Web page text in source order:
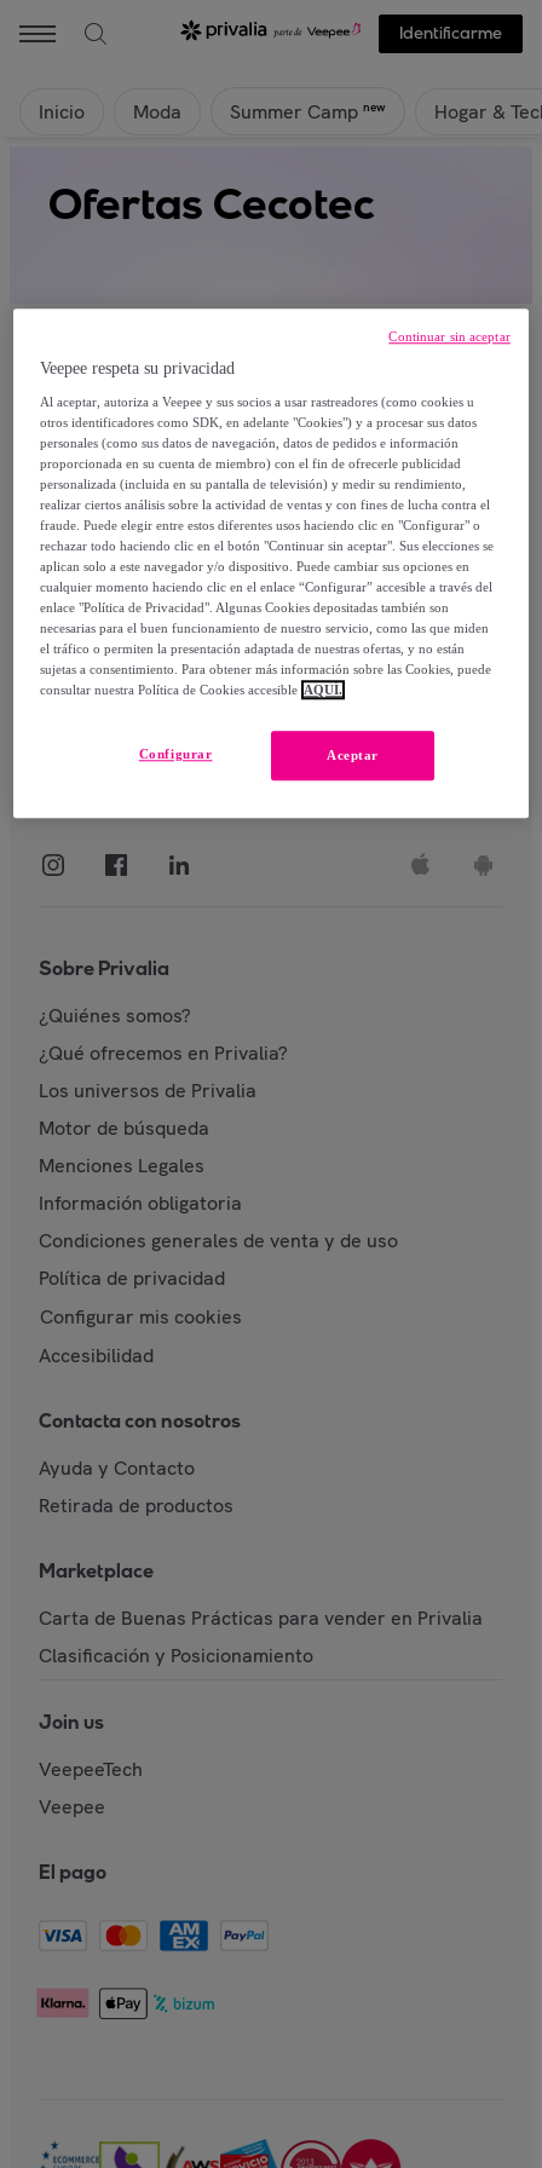
Identificarme
Inicio Moda Summer Camp new Hogar &
Ofertas Cecotec
Actualmente no hay productos disponibles.
Regístrate y accede a todos los productos visibles
para nuestros miembros.
Identificarme
Sobre Privalia
¿Quiénes somos?
¿Qué ofrecemos en Privalia?
Los universos de Privalia
Motor de búsqueda
Menciones Legales
Información obligatoria
Condiciones generales de venta y de uso
Política de privacidad
Configurar mis cookies
Accesibilidad
Contacta con nosotros
Ayuda y Contacto
Retirada de productos
Marketplace
Carta de Buenas Prácticas para vender en Privalia
Clasificación y Posicionamiento
Join us
VeepeeTech
Veepee
El pago
Veepee respeta su privacidad
Al aceptar, autoriza a Veepee y sus socios a usar rastreadores (como cookies u
otros identificadores como SDK, en adelante "Cookies") y a procesar sus datos
personales (como sus datos de navegación, datos de pedidos e información
proporcionada en su cuenta de miembro) con el fin de ofrecerle publicidad
personalizada (incluida en su pantalla de televisión) y medir su rendimiento,
realizar ciertos análisis sobre la actividad de ventas y con fines de lucha contra el
fraude. Puede elegir entre estos diferentes usos haciendo clic en "Configurar" o
rechazar todo haciendo clic en el botón "Continuar sin aceptar". Sus elecciones se
aplican solo a este navegador y/o dispositivo. Puede cambiar sus opciones en
cualquier momento haciendo clic en el enlace “Configurar” accesible a través del
enlace "Política de Privacidad". Algunas Cookies depositadas también son
necesarias para el buen funcionamiento de nuestro servicio, como las que miden
el tráfico o permiten la presentación adaptada de nuestras ofertas, y no están
sujetas a consentimiento. Para obtener más información sobre las Cookies, puede
consultar nuestra Política de Cookies accesible AQUÍ.
Aceptar
Configurar
Continuar sin aceptar